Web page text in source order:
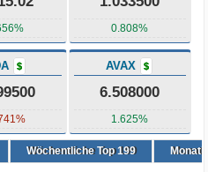
0.808%
$ AVAX $
6.508000
1.625%
Wöchentliche Top 199